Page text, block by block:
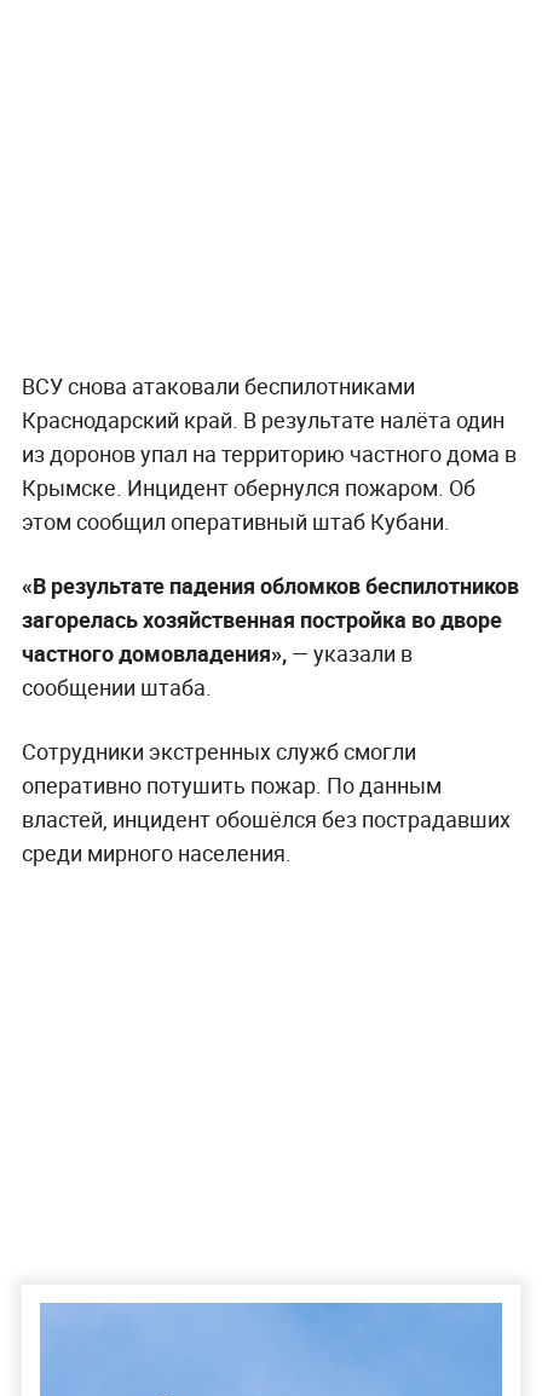
ВСУ снова атаковали беспилотниками
Краснодарский край. В результате налёта один
из доронов упал на территорию частного дома в
Крымске. Инцидент обернулся пожаром. Об
этом сообщил оперативный штаб Кубани.
«В результате падения обломков беспилотников
загорелась хозяйственная постройка во дворе
частного домовладения»,— указали в
сообщении штаба.
Сотрудники экстренных служб смогли
оперативно потушить пожар. По данным
властей, инцидент обошёлся без пострадавших
среди мирного населения.